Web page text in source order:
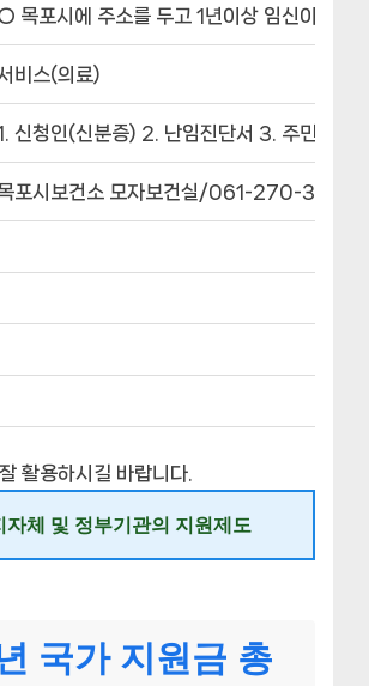
목포시에 주소를 두고 1년이상 임신이 되지
비스(의료)
신청인(신분증) 2. 난임진단서 3. 주민등록
포시보건소 모자보건실/061-270-3215
활용하시길 바랍니다.
자체 및 정부기관의 지원제도
국가 지원금 총